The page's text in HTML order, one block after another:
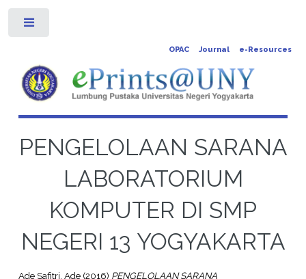
OPAC Journal e-Resources
PENGELOLAAN SARANA
LABORATORIUM
KOMPUTER DI SMP
NEGERI 13 YOGYAKARTA
Ade Safitri, Ade(2016) PENGELOLAAN SARANA